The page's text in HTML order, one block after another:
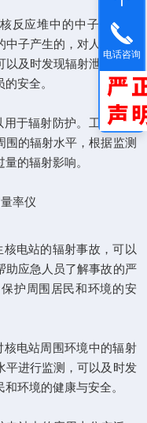
应堆中的中子辐射水
子产生的，对人体有一
及时发现辐射泄漏或异
安全。
于辐射防护。工作人员
围的辐射水平，根据监测
的辐射影响。
电站的辐射事故，可以
助应急人员了解事故的严
护周围居民和环境的安
电站周围环境中的辐射
平进行监测，可以及时发
环境的健康与安全。
电话咨询